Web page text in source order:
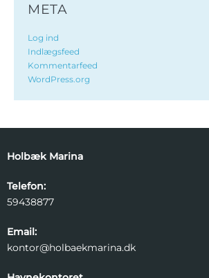
META
Log ind
Indlægsfeed
Kommentarfeed
WordPress.org
Holbæk Marina
Telefon:
59438877
Email:
kontor@holbaekmarina.dk